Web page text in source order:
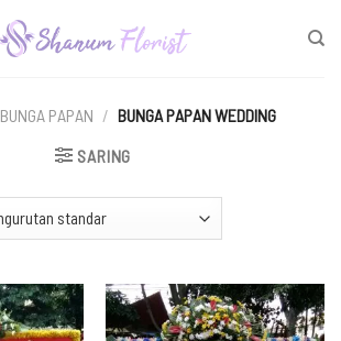
BUNGA PAPAN / BUNGA PAPAN WEDDING
SARING